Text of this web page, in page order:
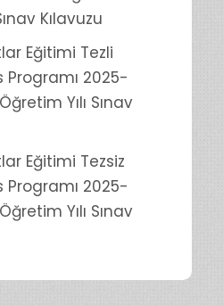
Kılavuzu
Eğitimi Tezli
Programı 2025-
Yılı Sınav
Eğitimi Tezsiz
Programı 2025-
Yılı Sınav